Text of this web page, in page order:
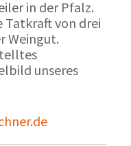
in der Pfalz.
Tatkraft von drei
Weingut.
unseres